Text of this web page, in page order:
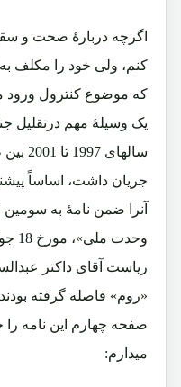
اگرچه دربارۀ صحت و
کنم، ولی خود را مکلف
که موضوع کنترول ورود
یک وسیلۀ مهم درتقلیل
جریان داشت، اساساً
آنرا ضمن نامۀ به
ریاست آقای داکتر
«روم» فاصله گرفته
صفحه چهارم این نامه را
میدارم: